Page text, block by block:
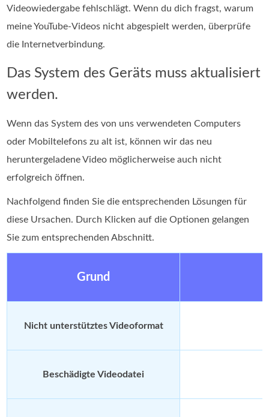
Videowiedergabe fehlschlägt. Wenn du dich fragst, warum
meine YouTube-Videos nicht abgespielt werden, überprüfe
die Internetverbindung.
Das System des Geräts muss aktualisiert
werden.
Wenn das System des von uns verwendeten Computers
oder Mobiltelefons zu alt ist, können wir das neu
heruntergeladene Video möglicherweise auch nicht
erfolgreich öffnen.
Nachfolgend finden Sie die entsprechenden Lösungen für
diese Ursachen. Durch Klicken auf die Optionen gelangen
Sie zum entsprechenden Abschnitt.
Grund
Nicht unterstütztes Videoformat
Beschädigte Videodatei